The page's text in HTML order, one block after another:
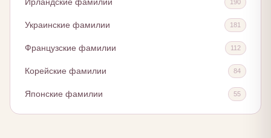
190
Украинские фамилии 181
Французские фамилии 112
Корейские фамилии 84
Японские фамилии 55